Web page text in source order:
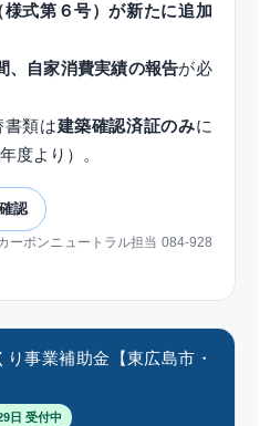
式第６号）が新たに追加
、自家消費実績の報告が必
類は建築確認済証のみに
度より）。
認
ーボンニュートラル担当 084-928
事業補助金【東広島市・
日 受付中